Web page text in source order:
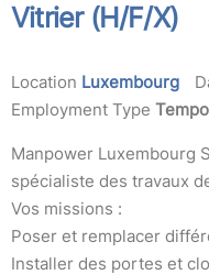
Vitrier (H/F/X)
Location Luxembourg
Employment Type
Manpower Luxembourg
spécialiste des travaux
Vos missions :
Poser et remplacer
Installer des portes et